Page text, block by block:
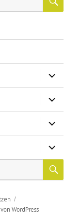
anzeigen
anzeigen
anzeigen
anzeigen
WordPress